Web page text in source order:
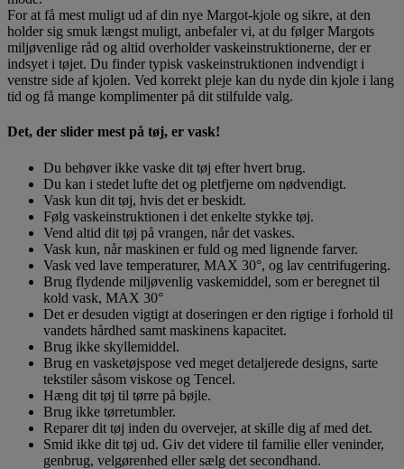
For at få mest muligt ud af din nye Margot-kjole og sikre, at den
holder sig smuk længst muligt, anbefaler vi, at du følger Margots
miljøvenlige råd og altid overholder vaskeinstruktionerne, der er
indsyet i tøjet. Du finder typisk vaskeinstruktionen indvendigt i
venstre side af kjolen. Ved korrekt pleje kan du nyde din kjole i lang
tid og få mange komplimenter på dit stilfulde valg.
Det, der slider mest på tøj, er vask!
Du behøver ikke vaske dit tøj efter hvert brug.
Du kan i stedet lufte det og pletfjerne om nødvendigt.
Vask kun dit tøj, hvis det er beskidt.
Følg vaskeinstruktionen i det enkelte stykke tøj.
Vend altid dit tøj på vrangen, når det vaskes.
Vask kun, når maskinen er fuld og med lignende farver.
Vask ved lave temperaturer, MAX 30°, og lav centrifugering.
Brug flydende miljøvenlig vaskemiddel, som er beregnet til
kold vask, MAX 30°
Det er desuden vigtigt at doseringen er den rigtige i forhold til
vandets hårdhed samt maskinens kapacitet.
Brug ikke skyllemiddel.
Brug en vasketøjspose ved meget detaljerede designs, sarte
tekstiler såsom viskose og Tencel.
Hæng dit tøj til tørre på bøjle.
Brug ikke tørretumbler.
Reparer dit tøj inden du overvejer, at skille dig af med det.
Smid ikke dit tøj ud. Giv det videre til familie eller veninder,
genbrug, velgørenhed eller sælg det secondhand.